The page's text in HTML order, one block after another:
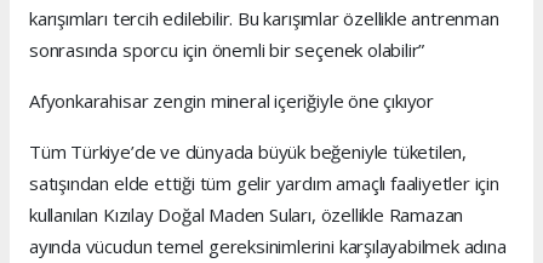
karışımları tercih edilebilir. Bu karışımlar özellikle antrenman
sonrasında sporcu için önemli bir seçenek olabilir”
Afyonkarahisar zengin mineral içeriğiyle öne çıkıyor
Tüm Türkiye’de ve dünyada büyük beğeniyle tüketilen,
satışından elde ettiği tüm gelir yardım amaçlı faaliyetler için
kullanılan Kızılay Doğal Maden Suları, özellikle Ramazan
ayında vücudun temel gereksinimlerini karşılayabilmek adına